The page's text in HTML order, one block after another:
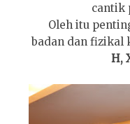
cantik
Oleh itu
badan dan fizikal
H,